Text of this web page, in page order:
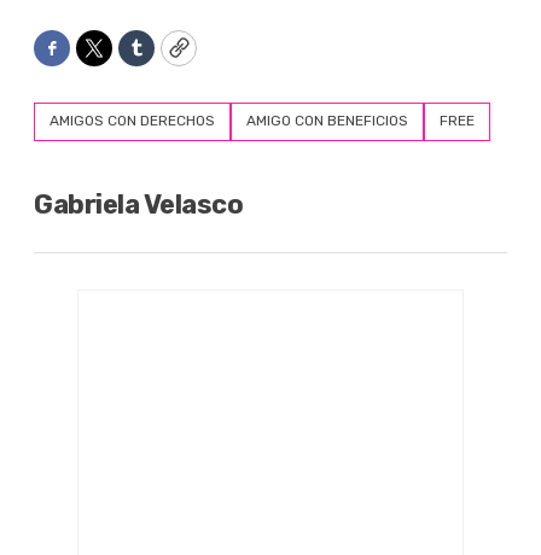
Facebook
TwitterTumblrCopy
AMIGOS CON DERECHOS AMIGO CON BENEFICIOS FREE
Gabriela Velasco